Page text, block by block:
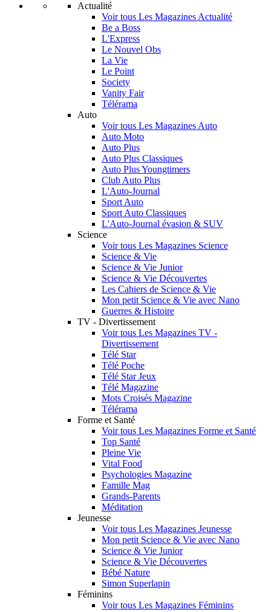
Actualité
Voir tous Les Magazines Actualité
Be a Boss
L'Express
Le Nouvel Obs
La Vie
Le Point
Society
Vanity Fair
Télérama
Auto
Voir tous Les Magazines Auto
Auto Moto
Auto Plus
Auto Plus Classiques
Auto Plus Youngtimers
Club Auto Plus
L'Auto-Journal
Sport Auto
Sport Auto Classiques
L'Auto-Journal évasion & SUV
Science
Voir tous Les Magazines Science
Science & Vie
Science & Vie Junior
Science & Vie Découvertes
Les Cahiers de Science & Vie
Mon petit Science & Vie avec Nano
Guerres & Histoire
TV - Divertissement
Voir tous Les Magazines TV -
Divertissement
Télé Star
Télé Poche
Télé Star Jeux
Télé Magazine
Mots Croisés Magazine
Télérama
Forme et Santé
Voir tous Les Magazines Forme et Santé
Top Santé
Pleine Vie
Vital Food
Psychologies Magazine
Famille Mag
Grands-Parents
Méditation
Jeunesse
Voir tous Les Magazines Jeunesse
Mon petit Science & Vie avec Nano
Science & Vie Junior
Science & Vie Découvertes
Bébé Nature
Simon Superlapin
Féminins
Voir tous Les Magazines Féminins